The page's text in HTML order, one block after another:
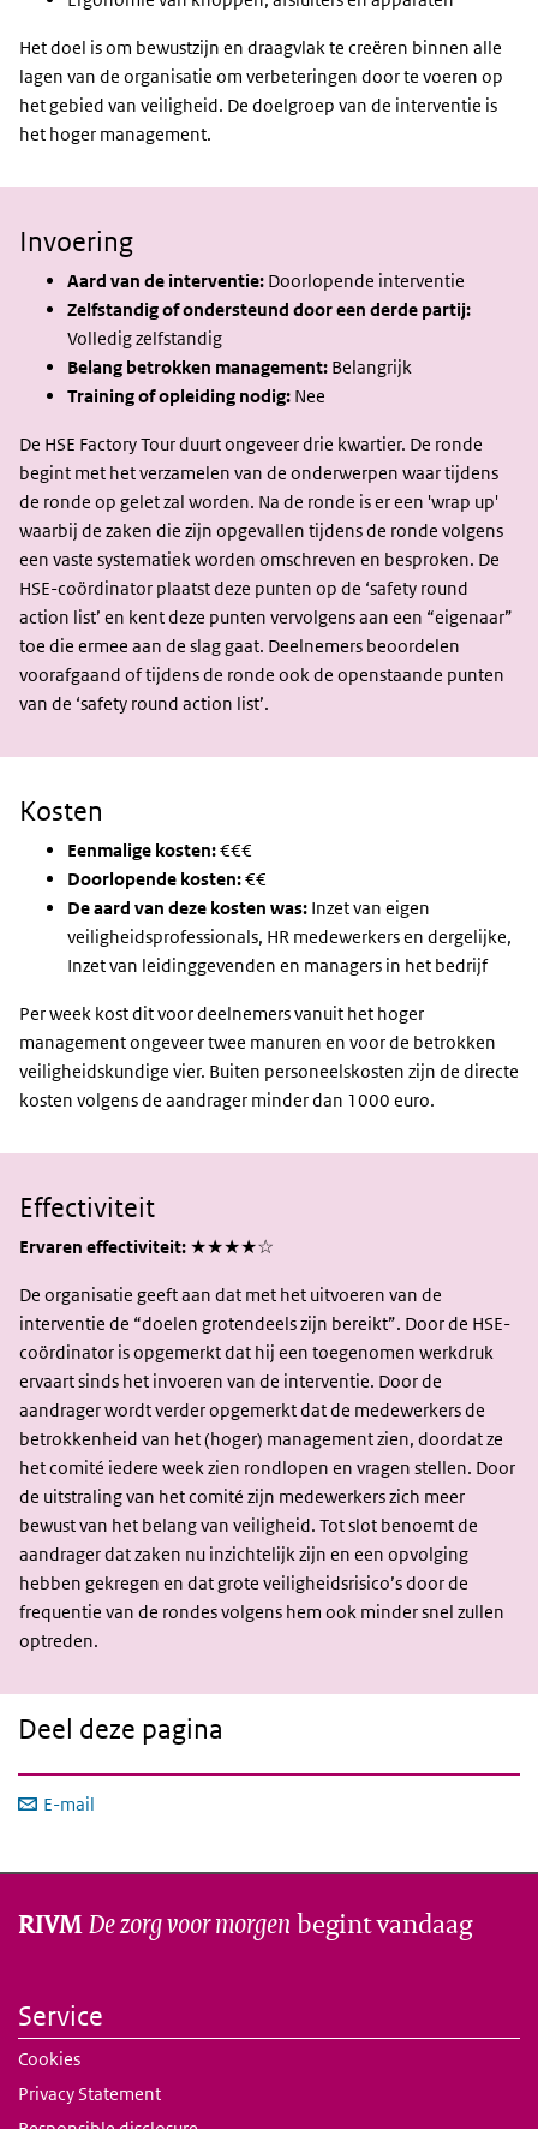
Het doel is om bewustzijn en draagvlak te creëren binnen alle
lagen van de organisatie om verbeteringen door te voeren op
het gebied van veiligheid. De doelgroep van de interventie is
het hoger management.
Invoering
Aard van de interventie: Doorlopende interventie
Zelfstandig of ondersteund door een derde partij:
Volledig zelfstandig
Belang betrokken management: Belangrijk
Training of opleiding nodig: Nee
De HSE Factory Tour duurt ongeveer drie kwartier. De ronde
begint met het verzamelen van de onderwerpen waar tijdens
de ronde op gelet zal worden. Na de ronde is er een 'wrap up'
waarbij de zaken die zijn opgevallen tijdens de ronde volgens
een vaste systematiek worden omschreven en besproken. De
HSE-coördinator plaatst deze punten op de ‘safety round
action list’ en kent deze punten vervolgens aan een “eigenaar”
toe die ermee aan de slag gaat. Deelnemers beoordelen
voorafgaand of tijdens de ronde ook de openstaande punten
van de ‘safety round action list’.
Kosten
Eenmalige kosten:€€€
Doorlopende kosten:€€
De aard van deze kosten was: Inzet van eigen
veiligheidsprofessionals, HR medewerkers en dergelijke,
Inzet van leidinggevenden en managers in het bedrijf
Per week kost dit voor deelnemers vanuit het hoger
management ongeveer twee manuren en voor de betrokken
veiligheidskundige vier. Buiten personeelskosten zijn de directe
kosten volgens de aandrager minder dan 1000 euro.
Effectiviteit
Ervaren effectiviteit: ★★★★☆
De organisatie geeft aan dat met het uitvoeren van de
interventie de “doelen grotendeels zijn bereikt”. Door de HSE-
coördinator is opgemerkt dat hij een toegenomen werkdruk
ervaart sinds het invoeren van de interventie. Door de
aandrager wordt verder opgemerkt dat de medewerkers de
betrokkenheid van het (hoger) management zien, doordat ze
het comité iedere week zien rondlopen en vragen stellen. Door
de uitstraling van het comité zijn medewerkers zich meer
bewust van het belang van veiligheid. Tot slot benoemt de
aandrager dat zaken nu inzichtelijk zijn en een opvolging
hebben gekregen en dat grote veiligheidsrisico’s door de
frequentie van de rondes volgens hem ook minder snel zullen
optreden.
Deel deze pagina
E-mail
RIVMDe zorg voor morgen begint vandaag
Service
Cookies
Privacy Statement